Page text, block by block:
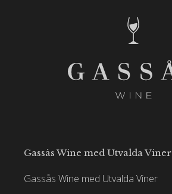
Gassås Wine med Utvalda Viner
Gassås Wine med Utvalda Viner